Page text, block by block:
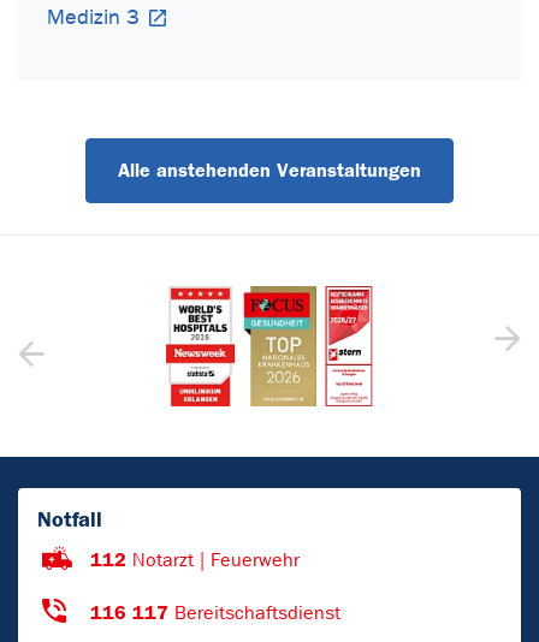
Medizin 3
Alle anstehenden Veranstaltungen
Notfall
112 Notarzt | Feuerwehr
116 117 Bereitschaftsdienst